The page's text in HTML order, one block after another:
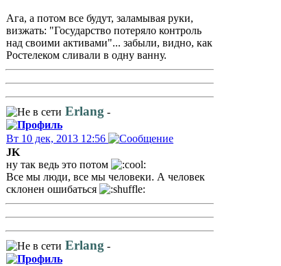
Ага, а потом все будут, заламывая руки,
визжать: "Государство потеряло контроль
над своими активами"... забыли, видно, как
Ростелеком сливали в одну ванну.
Erlang -
Вт 10 дек, 2013 12:56
JK
ну так ведь это потом
Все мы люди, все мы человеки. А человек
склонен ошибаться
Erlang -